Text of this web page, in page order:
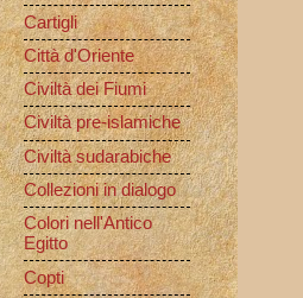
Cartigli
Città d'Oriente
Civiltà dei Fiumi
Civiltà pre-islamiche
Civiltà sudarabiche
Collezioni in dialogo
Colori nell'Antico
Egitto
Copti